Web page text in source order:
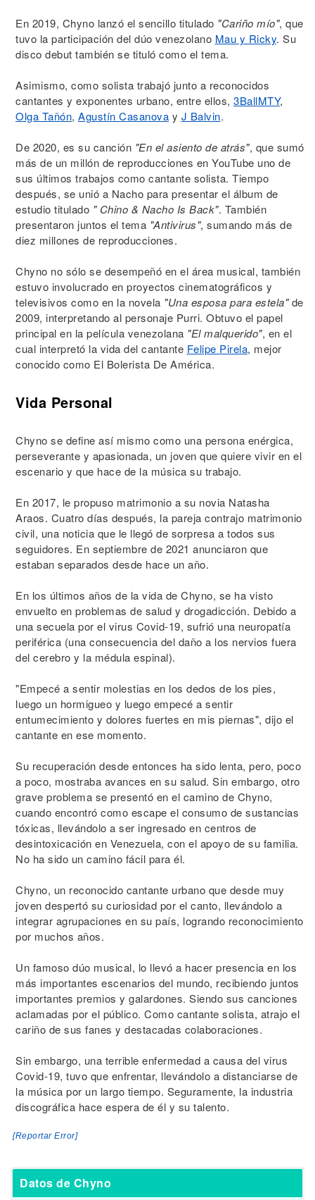
En 2019, Chyno lanzó el sencillo titulado "Cariño mío", que
tuvo la participación del dúo venezolano Mau y Ricky. Su
disco debut también se tituló como el tema.
Asimismo, como solista trabajó junto a reconocidos
cantantes y exponentes urbano, entre ellos, 3BallMTY,
Olga Tañón, Agustín Casanova y J Balvin.
De 2020, es su canción "En el asiento de atrás", que sumó
más de un millón de reproducciones en YouTube uno de
sus últimos trabajos como cantante solista. Tiempo
después, se unió a Nacho para presentar el álbum de
estudio titulado " Chino & Nacho Is Back". También
presentaron juntos el tema "Antivirus", sumando más de
diez millones de reproducciones.
Chyno no sólo se desempeñó en el área musical, también
estuvo involucrado en proyectos cinematográficos y
televisivos como en la novela "Una esposa para estela"de
2009, interpretando al personaje Purri. Obtuvo el papel
principal en la película venezolana "El malquerido", en el
cual interpretó la vida del cantante Felipe Pirela, mejor
conocido como El Bolerista De América.
Vida Personal
Chyno se define así mismo como una persona enérgica,
perseverante y apasionada, un joven que quiere vivir en el
escenario y que hace de la música su trabajo.
En 2017, le propuso matrimonio a su novia Natasha
Araos. Cuatro días después, la pareja contrajo matrimonio
civil, una noticia que le llegó de sorpresa a todos sus
seguidores. En septiembre de 2021 anunciaron que
estaban separados desde hace un año.
En los últimos años de la vida de Chyno, se ha visto
envuelto en problemas de salud y drogadicción. Debido a
una secuela por el virus Covid-19, sufrió una neuropatía
periférica (una consecuencia del daño a los nervios fuera
del cerebro y la médula espinal).
"Empecé a sentir molestias en los dedos de los pies,
luego un hormigueo y luego empecé a sentir
entumecimiento y dolores fuertes en mis piernas", dijo el
cantante en ese momento.
Su recuperación desde entonces ha sido lenta, pero, poco
a poco, mostraba avances en su salud. Sin embargo, otro
grave problema se presentó en el camino de Chyno,
cuando encontró como escape el consumo de sustancias
tóxicas, llevándolo a ser ingresado en centros de
desintoxicación en Venezuela, con el apoyo de su familia.
No ha sido un camino fácil para él.
Chyno, un reconocido cantante urbano que desde muy
joven despertó su curiosidad por el canto, llevándolo a
integrar agrupaciones en su país, logrando reconocimiento
por muchos años.
Un famoso dúo musical, lo llevó a hacer presencia en los
más importantes escenarios del mundo, recibiendo juntos
importantes premios y galardones. Siendo sus canciones
aclamadas por el público. Como cantante solista, atrajo el
cariño de sus fanes y destacadas colaboraciones.
Sin embargo, una terrible enfermedad a causa del virus
Covid-19, tuvo que enfrentar, llevándolo a distanciarse de
la música por un largo tiempo. Seguramente, la industria
discográfica hace espera de él y su talento.
[Reportar Error]
Datos de Chyno